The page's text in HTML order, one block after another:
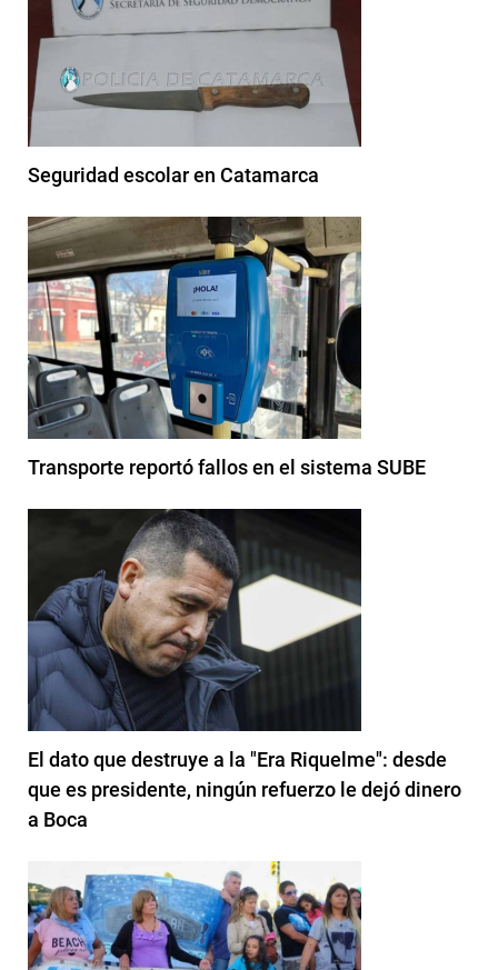
Seguridad escolar en Catamarca
Transporte reportó fallos en el sistema SUBE
El dato que destruye a la "Era Riquelme": desde
que es presidente, ningún refuerzo le dejó dinero
a Boca